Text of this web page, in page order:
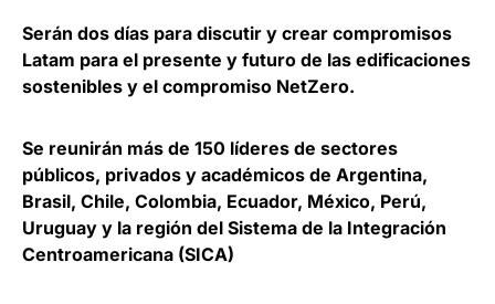
Serán dos días para discutir y crear compromisos
Latam para el presente y futuro de las edificaciones
sostenibles y el compromiso NetZero.
Se reunirán más de 150 líderes de sectores
públicos, privados y académicos de Argentina,
Brasil, Chile, Colombia, Ecuador, México, Perú,
Uruguay y la región del Sistema de la Integración
Centroamericana (SICA)